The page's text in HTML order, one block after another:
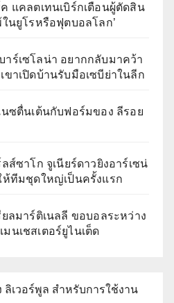
แคลตเทนเบิร์กเตือนผู้ตัดสิน
นยูโรหรือฟุตบอลโลก’
ร์เซโลน่า อยากกลับมาคว้า
ขาเปิดบ้านรับมือเซบีย่าในลีก
นซตื่นเต้นกับฟอร์มของ ลีรอย
ส์ซาโก จูเนียร์ดาวยิงอาร์เซน่
ห้ทีมชุดใหญ่เป็นครั้งแรก
ลมาร์ติเนลลี ขอบอลระหว่าง
นเชสเตอร์ยูไนเต็ด
เวอร์พูล สำหรับการใช้งาน